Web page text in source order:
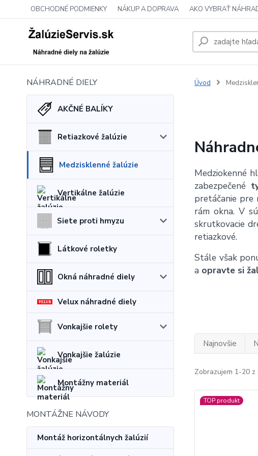
OBCHODNÉ PODMIENKY NÁKUP A DOPRAVA AKO VYBRAŤ
NÁHRADNÉ DIELY
AKČNÉ BALÍKY
Retiazkové žalúzie
Medzisklenné žalúzie
Vertikálne žalúzie
Siete proti hmyzu
Látkové roletky
Okná náhradné diely
Velux náhradné diely
Vonkajšie rolety
Vonkajšie žalúzie
Montážny materiál
MONTÁŽNE NÁVODY
Montáž horizontálnych žalúzií
Úvod
Medziokenné
zabezpečené
pretáčanie pre
rám okna. V
skrutkovacie
retiazkové.
Stále však
a opravte si
Najnovšie
Zobrazujem 1-20 z
TOP produkt